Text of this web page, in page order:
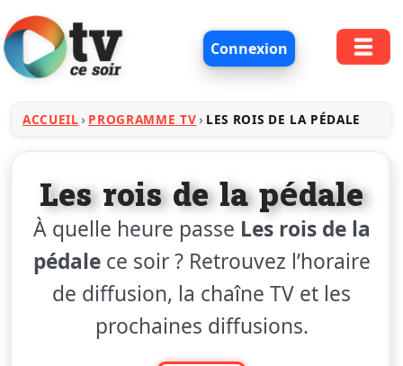
Connexion
ACCUEIL PROGRAMME TV LES ROIS DE LA PÉDALE
Les rois de la pédale
À quelle heure passe Les rois de la
pédalece soir ? Retrouvez l’horaire
de diffusion, la chaîne TV et les
prochaines diffusions.